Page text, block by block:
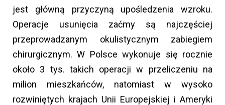
jest główną przyczyną upośledzenia wzroku.
Operacje usunięcia zaćmy są najczęściej
przeprowadzanym okulistycznym zabiegiem
chirurgicznym. W Polsce wykonuje się rocznie
około 3 tys. takich operacji w przeliczeniu na
milion mieszkańców, natomiast w wysoko
rozwiniętych krajach Unii Europejskiej i Ameryki